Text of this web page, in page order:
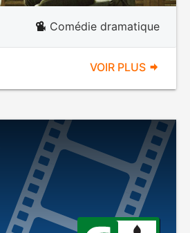
Comédie dramatique
VOIR PLUS